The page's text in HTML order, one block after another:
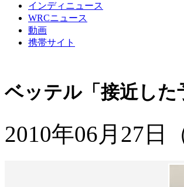
インディニュース
WRCニュース
動画
携帯サイト
ベッテル「接近した
2010年06月27日